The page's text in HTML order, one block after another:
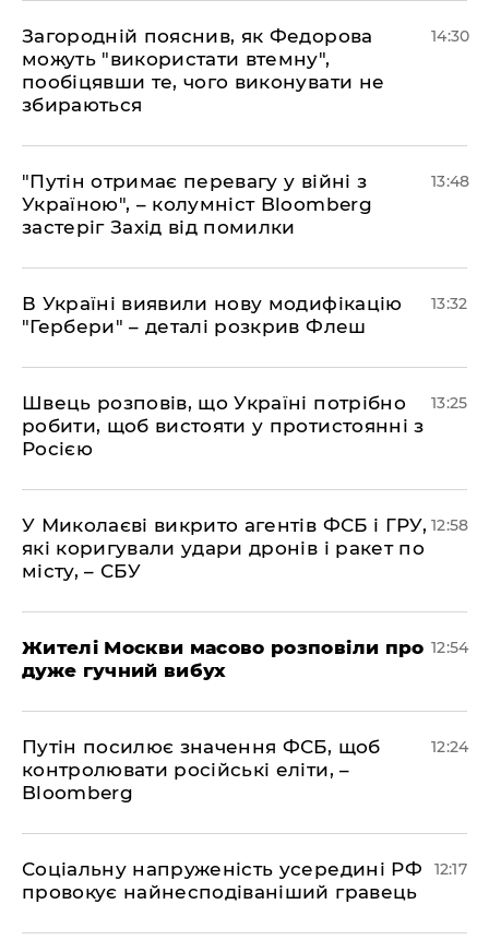
Загородній пояснив, як Федорова
можуть "використати втемну",
пообіцявши те, чого виконувати не
збираються
14:30
"Путін отримає перевагу у війні з
Україною", – колумніст Bloomberg
застеріг Захід від помилки
13:48
В Україні виявили нову модифікацію
"Гербери" – деталі розкрив Флеш
13:32
Швець розповів, що Україні потрібно
робити, щоб вистояти у протистоянні з
Росією
13:25
У Миколаєві викрито агентів ФСБ і ГРУ,
які коригували удари дронів і ракет по
місту, – СБУ
12:58
Жителі Москви масово розповіли про
дуже гучний вибух
12:54
Путін посилює значення ФСБ, щоб
контролювати російські еліти, –
Bloomberg
12:24
Соціальну напруженість усередині РФ
провокує найнесподіваніший гравець
12:17